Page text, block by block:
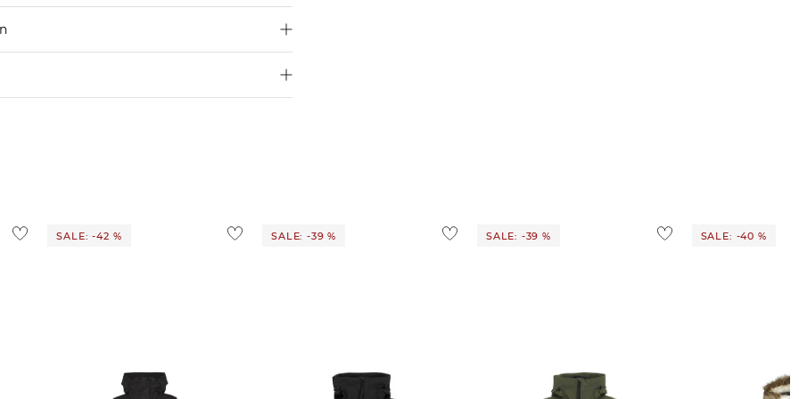
Ausland findest duhier
SALE: -42 % SALE: -39 % SALE: -39 % SALE: -40 %